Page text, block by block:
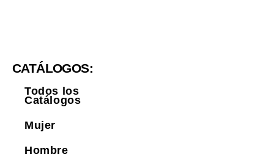
CATÁLOGOS:
Todos los
Catálogos
Mujer
Hombre